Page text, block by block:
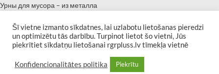
Урны для мусора – из металла
Цветочные горшки из бетона
Цветочные горшки из металла
Цветочные горшки из дерева
Cкамейки с металлическими ножками
Šī vietne izmanto sīkdatnes, lai uzlabotu lietošanas pieredzi
un optimizētu tās darbību. Turpinot lietot šo vietni, Jūs
piekrītiet sīkdatņu lietošanai rgrpluss.lv tīmekļa vietnē
Konfidencionalitātes politika Piekrītu